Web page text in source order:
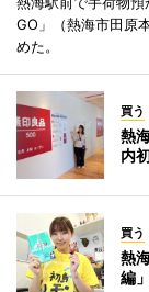
GO」（熱海市田原
めた。
買う
熱
内
買う
熱
編